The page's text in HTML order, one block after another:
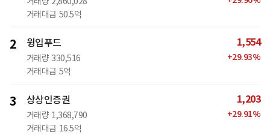
거래대금 50.5억
2 윙입푸드
거래량 330,516
거래대금 5억
1,554
+29.93%
3 상상인증권
거래량 1,368,790
거래대금 16.5억
1,203
+29.91%